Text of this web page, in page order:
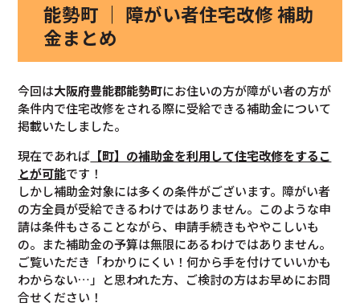
能勢町 ｜ 障がい者住宅改修 補助
金まとめ
今回は大阪府豊能郡能勢町にお住いの方が障がい者の方が
条件内で住宅改修をされる際に受給できる補助金について
掲載いたしました。
現在であれば 【町】の補助金を利用して住宅改修をするこ
とが可能です！
しかし補助金対象には多くの条件がございます。障がい者
の方全員が受給できるわけではありません。このような申
請は条件もさることながら、申請手続きもややこしいも
の。また補助金の予算は無限にあるわけではありません。
ご覧いただき「わかりにくい！何から手を付けていいかも
わからない…」と思われた方、ご検討の方はお早めにお問
合せください！